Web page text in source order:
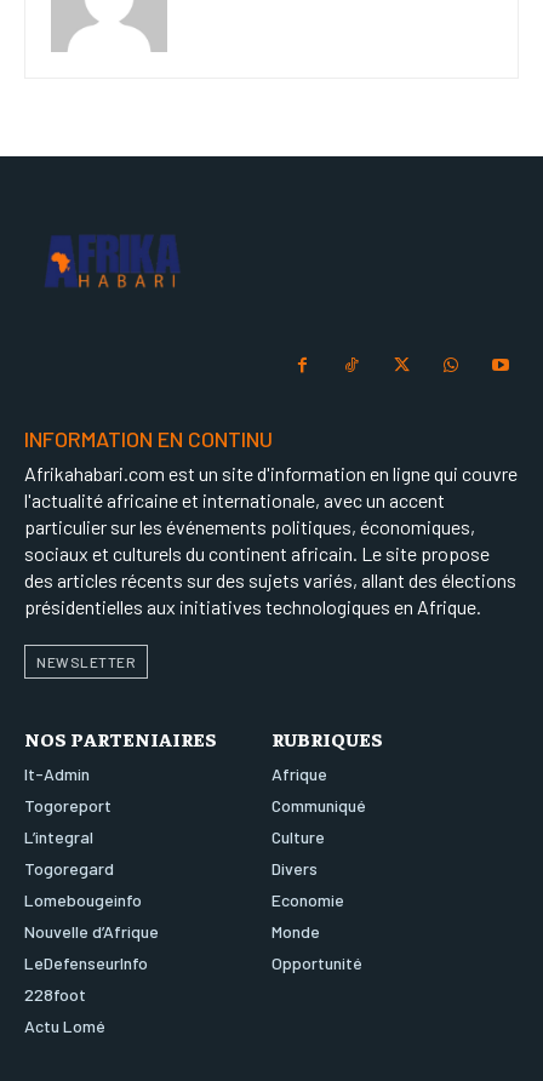
INFORMATION EN CONTINU
Afrikahabari.com est un site d'information en ligne qui couvre
l'actualité africaine et internationale, avec un accent
particulier sur les événements politiques, économiques,
sociaux et culturels du continent africain. Le site propose
des articles récents sur des sujets variés, allant des élections
présidentielles aux initiatives technologiques en Afrique.
NEWSLETTER
NOS PARTENIAIRES
It-Admin
Togoreport
L’integral
Togoregard
Lomebougeinfo
Nouvelle d’Afrique
LeDefenseurInfo
228foot
Actu Lomé
RUBRIQUES
Afrique
Communiqué
Culture
Divers
Economie
Monde
Opportunité